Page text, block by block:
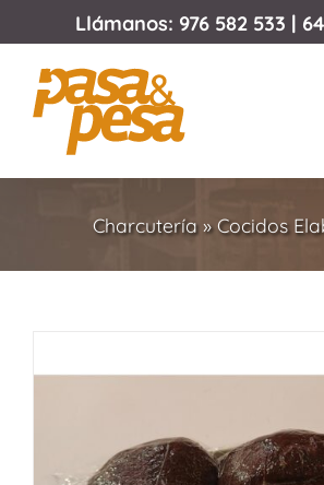
contenido
Llámanos: 976 582 533 |
Charcutería»Cocidos